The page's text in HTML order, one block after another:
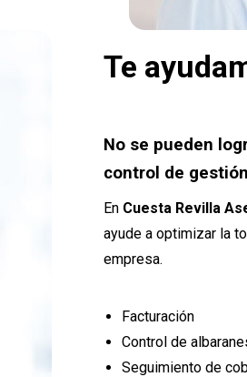
Te
No se pueden
control de
En Cuesta Revilla
ayude a optimizar la
empresa.
Facturación
Control de
Seguimiento de